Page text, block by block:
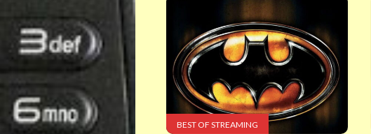
Attualità
Benessere
Spettacoli
Streaming
BEST OF STREAMING